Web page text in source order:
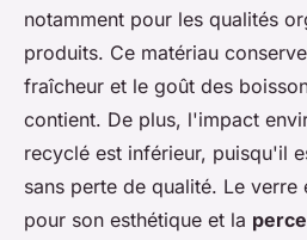
notamment pour les qualités
produits. Ce matériau
fraîcheur et le goût des
contient. De plus, l'impact
recyclé est inférieur, puisqu'il
sans perte de qualité. Le verre
pour son esthétique et la